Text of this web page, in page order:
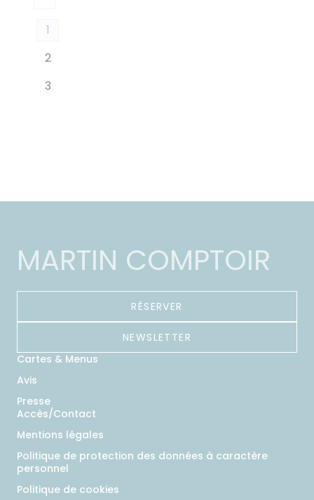
1
2
3
MARTIN COMPTOIR
RÉSERVER
NEWSLETTER
Cartes & Menus
Avis
Presse
Accès/Contact
Mentions légales
Politique de protection des données à caractère
personnel
Politique de cookies